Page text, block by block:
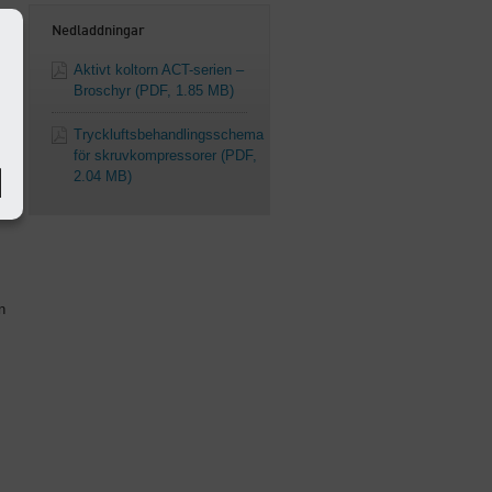
Nedladdningar
Aktivt koltorn ACT-serien –
Broschyr (PDF, 1.85 MB)
Tryckluftsbehandlingsschema
för skruvkompressorer (PDF,
2.04 MB)